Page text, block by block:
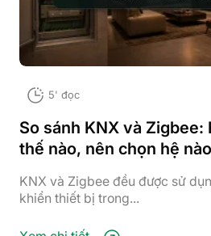
5' đọc
So sánh KNX và Zigbee:
thế nào, nên chọn hệ
KNX và Zigbee đều được sử
khiển thiết bị trong...